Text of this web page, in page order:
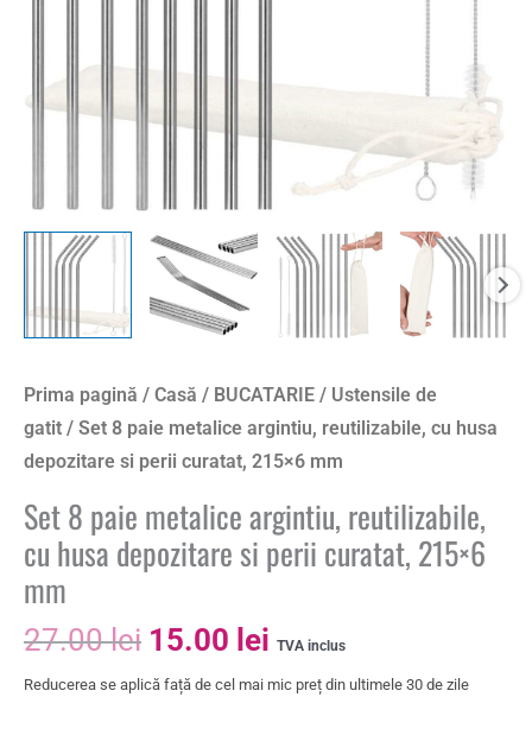
Prima pagină / Casă / BUCATARIE / Ustensile de
gatit / Set 8 paie metalice argintiu, reutilizabile, cu husa
depozitare si perii curatat, 215×6 mm
Set 8 paie metalice argintiu, reutilizabile,
cu husa depozitare si perii curatat, 215×6
mm
27.00lei 15.00 lei TVA inclus
Reducerea se aplică față de cel mai mic preț din ultimele 30 de zile